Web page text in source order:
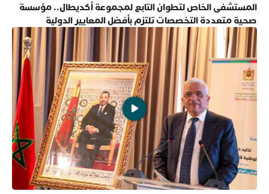
المستشفى الخاص لتطوان التابع لمجموعة أكديطال.. مؤسسة
صحية متعددة التخصصات تلتزم بأفضل المعايير الدولية